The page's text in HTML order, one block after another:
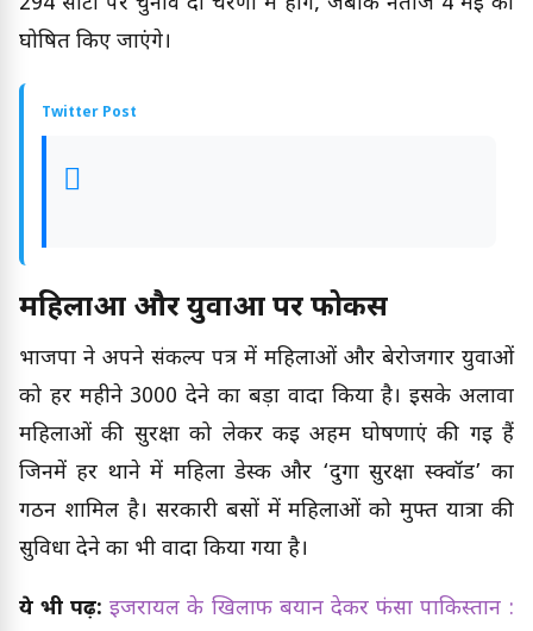
घोषित किए जाएंगे।
Twitter Post
महिलाओं और युवाओं पर फोकस
भाजपा ने अपने संकल्प पत्र में महिलाओं और बेरोजगार युवाओं
को हर महीने ₹3000 देने का बड़ा वादा किया है। इसके अलावा
महिलाओं की सुरक्षा को लेकर कई अहम घोषणाएं की गई हैं
जिनमें हर थाने में महिला डेस्क और ‘दुर्गा सुरक्षा स्क्वॉड’ का
गठन शामिल है। सरकारी बसों में महिलाओं को मुफ्त यात्रा की
सुविधा देने का भी वादा किया गया है।
ये भी पढ़ें: इजरायल के खिलाफ बयान देकर फंसा पाकिस्तान :